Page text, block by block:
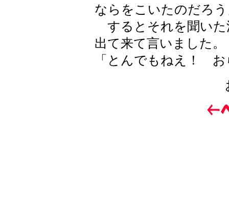
ならをこいたのだろ
するとそれを聞いた
出て来て言いました。
「とんでもねえ！